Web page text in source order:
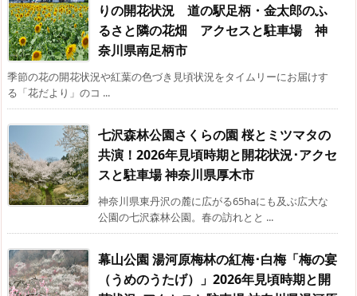
りの開花状況 道の駅足柄・金太郎のふ
るさと隣の花畑 アクセスと駐車場 神
奈川県南足柄市
季節の花の開花状況や紅葉の色づき見頃状況をタイムリーにお届けす
る「花だより」のコ ...
七沢森林公園さくらの園 桜とミツマタの
共演！2026年見頃時期と開花状況･アクセ
スと駐車場 神奈川県厚木市
神奈川県東丹沢の麓に広がる65haにも及ぶ広大な
公園の七沢森林公園。春の訪れとと ...
幕山公園 湯河原梅林の紅梅･白梅「梅の宴
（うめのうたげ）」2026年見頃時期と開